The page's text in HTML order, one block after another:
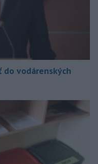
vodárenských